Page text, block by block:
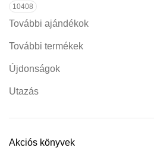
10408
További ajándékok
További termékek
Újdonságok
Utazás
Akciós könyvek